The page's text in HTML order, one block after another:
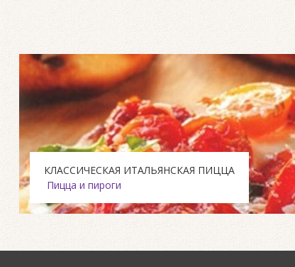
КЛАССИЧЕСКАЯ ИТАЛЬЯНСКАЯ ПИЦЦА
Пицца и пироги